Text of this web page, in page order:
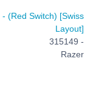
(Red Switch) [Swiss
Layout]
315149 -
Razer